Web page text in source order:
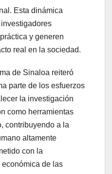
Esta dinámica
y generen
real en la sociedad.
de Sinaloa reiteró
parte de los esfuerzos
la investigación
como herramientas
contribuyendo a la
altamente
con la
de las